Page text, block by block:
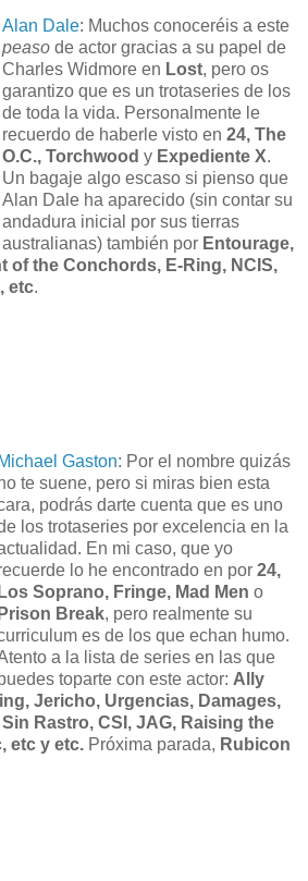
Alan Dale: Muchos conoceréis a este
peaso de actor gracias a su papel de
Charles Widmore en Lost, pero os
garantizo que es un trotaseries de los
de toda la vida. Personalmente le
recuerdo de haberle visto en 24, The
O.C., Torchwood y Expediente X.
Un bagaje algo escaso si pienso que
Alan Dale ha aparecido (sin contar su
andadura inicial por sus tierras
australianas) también por Entourage,
of the Conchords, E-Ring, NCIS,
etc.
Michael Gaston: Por el nombre quizás
te suene, pero si miras bien esta
podrás darte cuenta que es uno
los trotaseries por excelencia en la
En mi caso, que yo
lo he encontrado en por 24,
Los Soprano, Fringe, Mad Men o
Prison Break, pero realmente su
es de los que echan humo.
a la lista de series en las que
toparte con este actor: Ally
Jericho, Urgencias, Damages,
Rastro, CSI, JAG, Raising the
etc y etc. Próxima parada, Rubicon